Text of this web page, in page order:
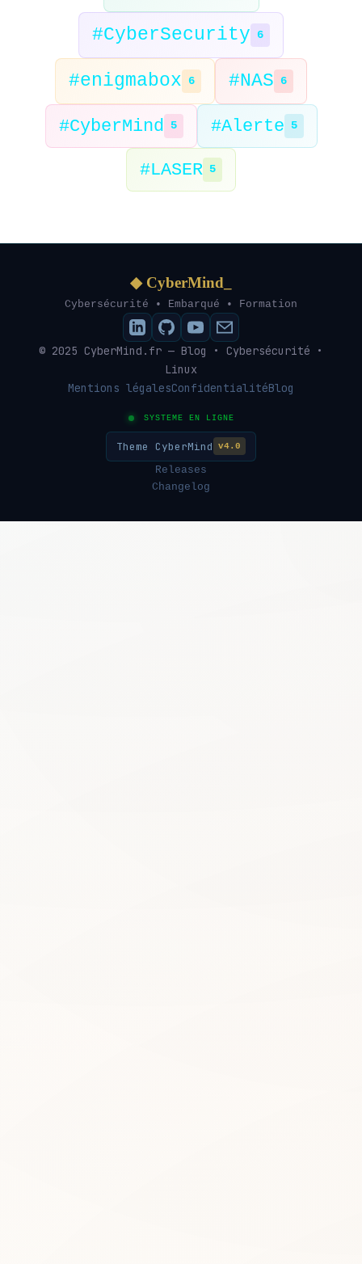
#CyberSecurity 6
#enigmabox 6 #NAS 6
#CyberMind 5 #Alerte 5
#LASER 5
◆ CyberMind_
Cybersécurité • Embarqué • Formation
© 2025 CyberMind.fr — Blog • Cybersécurité •
Linux
Mentions légalesConfidentialitéBlog
SYSTEME EN LIGNE
Theme CyberMind v4.0
Releases
Changelog